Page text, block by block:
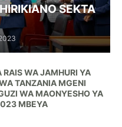
SEKTA
WA JAMHURI YA
TANZANIA MGENI
WA MAONYESHO YA
MBEYA